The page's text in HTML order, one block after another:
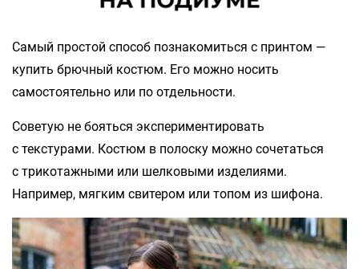
Самый простой способ познакомиться с принтом —
купить брючный костюм. Его можно носить
самостоятельно или по отдельности.
Советую не бояться экспериментировать
с текстурами. Костюм в полоску можно сочетаться
с трикотажными или шелковыми изделиями.
Например, мягким свитером или топом из шифона.